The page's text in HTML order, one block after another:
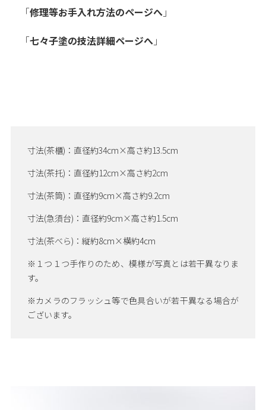
「修理等お手入れ方法のページへ」
「七々子塗の技法詳細ページへ」
寸法(茶櫃)：直径約34cm×高さ約13.5cm
寸法(茶托)：直径約12cm×高さ約2cm
寸法(茶筒)：直径約9cm×高さ約9.2cm
寸法(急須台)：直径約9cm×高さ約1.5cm
寸法(茶べら)：縦約8cm×横約4cm
※１つ１つ手作りのため、模様が写真とは若干異なりま
す。
※カメラのフラッシュ等で色具合いが若干異なる場合が
ございます。